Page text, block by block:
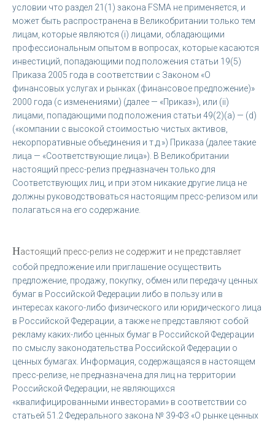
условии что раздел 21(1) закона FSMA не применяется, и
может быть распространена в Великобритании только тем
лицам, которые являются (i) лицами, обладающими
профессиональным опытом в вопросах, которые касаются
инвестиций, попадающими под положения статьи 19(5)
Приказа 2005 года в соответствии с Законом «О
финансовых услугах и рынках (финансовое предложение)»
2000 года (с изменениями) (далее — «Приказ»), или (ii)
лицами, попадающими под положения статьи 49(2)(a) — (d)
(«компании с высокой стоимостью чистых активов,
некорпоративные объединения и т.д.») Приказа (далее такие
лица — «Соответствующие лица»). В Великобритании
настоящий пресс-релиз предназначен только для
Соответствующих лиц, и при этом никакие другие лица не
должны руководствоваться настоящим пресс-релизом или
полагаться на его содержание.
Настоящий пресс-релиз не содержит и не представляет
собой предложение или приглашение осуществить
предложение, продажу, покупку, обмен или передачу ценных
бумаг в Российской Федерации либо в пользу или в
интересах какого-либо физического или юридического лица
в Российской Федерации, а также не представляют собой
рекламу каких-либо ценных бумаг в Российской Федерации
по смыслу законодательства Российской Федерации о
ценных бумагах. Информация, содержащаяся в настоящем
пресс-релизе, не предназначена для лиц на территории
Российской Федерации, не являющихся
«квалифицированными инвесторами» в соответствии со
статьей 51.2 Федерального закона № 39-ФЗ «О рынке ценных